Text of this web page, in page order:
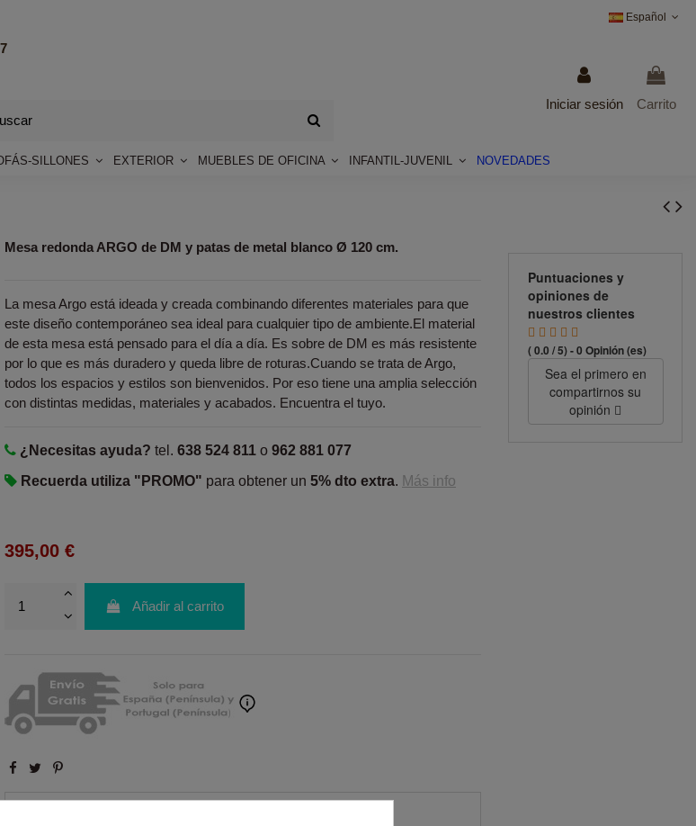
Español
Iniciar sesión Carrito
SILLONES EXTERIOR MUEBLES DE OFICINA INFANTIL-JUVENIL NOVEDADES
Mesa redonda ARGO de DM y patas de metal blanco Ø 120 cm.
La mesa Argo está ideada y creada combinando diferentes materiales para que
este diseño contemporáneo sea ideal para cualquier tipo de ambiente.El material
de esta mesa está pensado para el día a día. Es sobre de DM es más resistente
por lo que es más duradero y queda libre de roturas.Cuando se trata de Argo,
todos los espacios y estilos son bienvenidos. Por eso tiene una amplia selección
con distintas medidas, materiales y acabados. Encuentra el tuyo.
¿Necesitas ayuda? tel. 638 524 811 o 962 881 077
Recuerda utiliza "PROMO" para obtener un 5% dto extra. Más info
395,00 €
Añadir al carrito
Puntuaciones y
opiniones de
nuestros clientes
( 0.0 / 5) - 0 Opinión (es)
Sea el primero en
compartirnos su
opinión